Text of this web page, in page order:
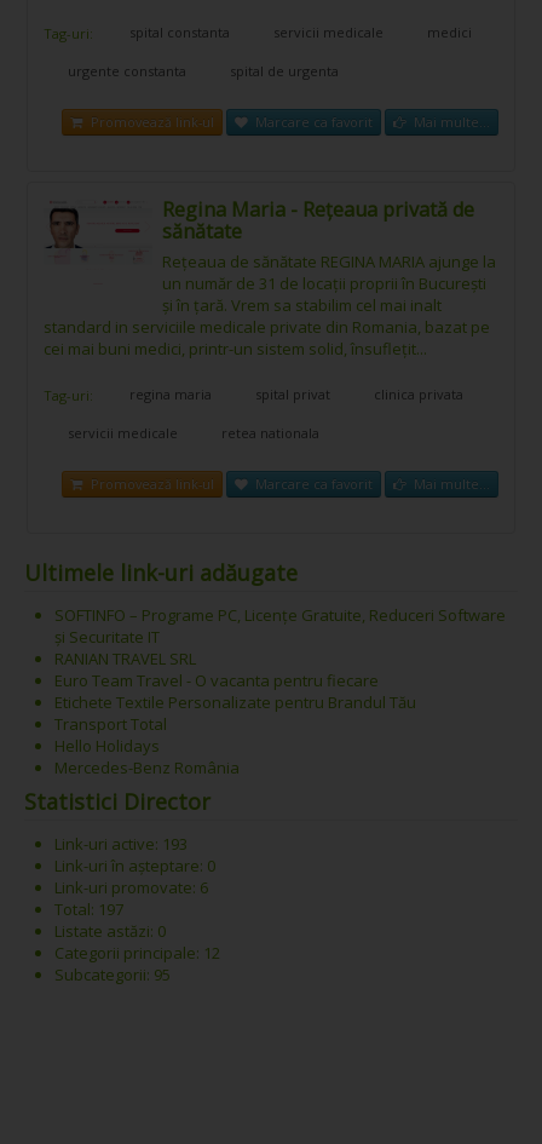
Tag-uri: spital constanta servicii medicale medici
urgente constanta spital de urgenta
Promovează link-ul Marcare ca favorit Mai multe...
Regina Maria - Rețeaua privată de
sănătate
Rețeaua de sănătate REGINA MARIA ajunge la
un număr de 31 de locații proprii în București
și în țară. Vrem sa stabilim cel mai inalt
standard in serviciile medicale private din Romania, bazat pe
cei mai buni medici, printr-un sistem solid, însufleţit...
Tag-uri: regina maria spital privat clinica privata
servicii medicale retea nationala
Promovează link-ul Marcare ca favorit Mai multe...
Ultimele link-uri adăugate
SOFTINFO – Programe PC, Licențe Gratuite, Reduceri Software
și Securitate IT
RANIAN TRAVEL SRL
Euro Team Travel - O vacanta pentru fiecare
Etichete Textile Personalizate pentru Brandul Tău
Transport Total
Hello Holidays
Mercedes-Benz România
Statistici Director
Link-uri active: 193
Link-uri în așteptare: 0
Link-uri promovate: 6
Total: 197
Listate astăzi: 0
Categorii principale: 12
Subcategorii: 95